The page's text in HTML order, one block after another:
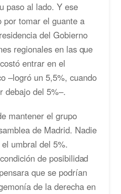
paso al lado. Y ese
por tomar el guante a
del Gobierno
regionales en las que
entrar en el
–logró un 5,5%, cuando
debajo del 5%–.
mantener el grupo
de Madrid. Nadie
umbral del 5%.
de posibilidad
que se podrían
de la derecha en